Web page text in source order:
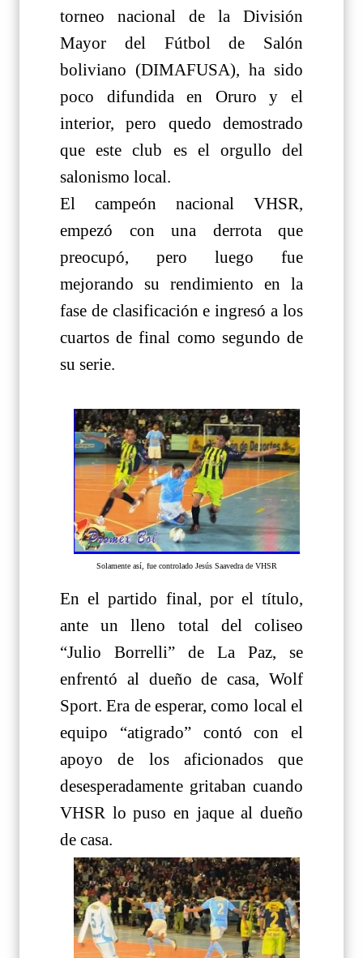
torneo nacional de la División
Mayor del Fútbol de Salón
boliviano (DIMAFUSA), ha sido
poco difundida en Oruro y el
interior, pero quedo demostrado
que este club es el orgullo del
salonismo local.
El campeón nacional VHSR,
empezó con una derrota que
preocupó, pero luego fue
mejorando su rendimiento en la
fase de clasificación e ingresó a los
cuartos de final como segundo de
su serie.
Solamente así, fue controlado Jesús Saavedra de VHSR
En el partido final, por el título,
ante un lleno total del coliseo
“Julio Borrelli” de La Paz, se
enfrentó al dueño de casa, Wolf
Sport. Era de esperar, como local el
equipo “atigrado” contó con el
apoyo de los aficionados que
desesperadamente gritaban cuando
VHSR lo puso en jaque al dueño
de casa.